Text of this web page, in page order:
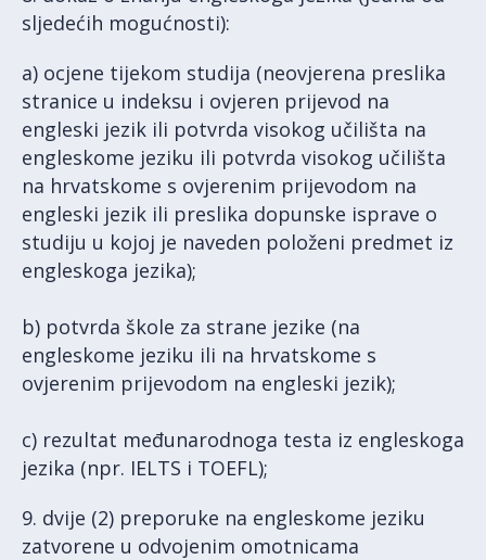
sljedećih mogućnosti):
a) ocjene tijekom studija (neovjerena preslika
stranice u indeksu i ovjeren prijevod na
engleski jezik ili potvrda visokog učilišta na
engleskome jeziku ili potvrda visokog učilišta
na hrvatskome s ovjerenim prijevodom na
engleski jezik ili preslika dopunske isprave o
studiju u kojoj je naveden položeni predmet iz
engleskoga jezika);
b) potvrda škole za strane jezike (na
engleskome jeziku ili na hrvatskome s
ovjerenim prijevodom na engleski jezik);
c) rezultat međunarodnoga testa iz engleskoga
jezika (npr. IELTS i TOEFL);
9. dvije (2) preporuke na engleskome jeziku
zatvorene u odvojenim omotnicama